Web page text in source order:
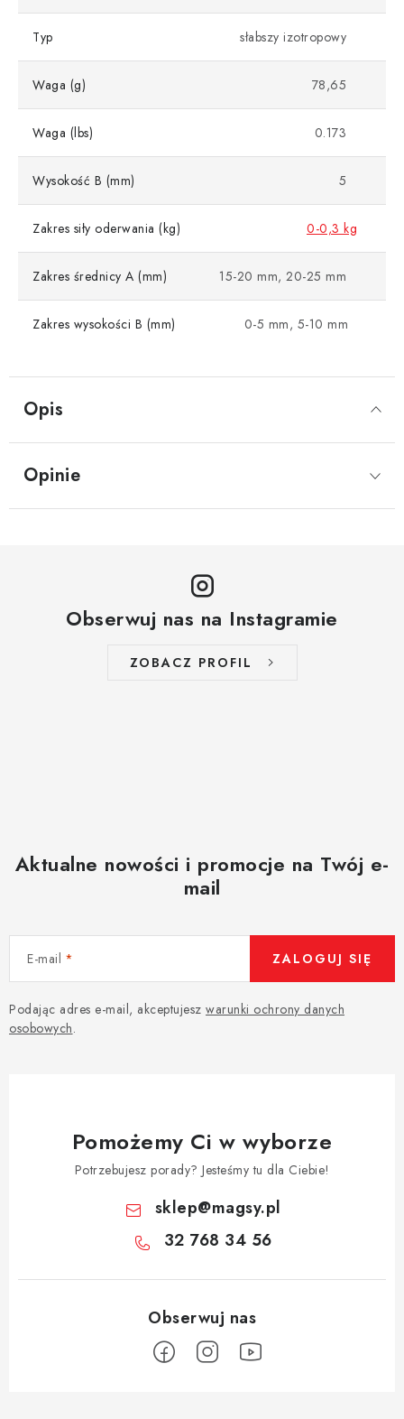
Opis
Typ słabszy izotropowy
Waga (g) 78,65
Waga (lbs) 0.173
Wysokość B (mm) 5
Zakres siły oderwania (kg) 0-0,3 kg
Zakres średnicy A (mm) 15-20 mm, 20-25 mm
Zakres wysokości B (mm) 0-5 mm, 5-10 mm
Opinie
Obserwuj nas na Instagramie
ZOBACZ PROFIL
Aktualne nowości i promocje na Twój e-
mail
E-mail
Podając adres e-mail, akceptujesz warunki ochrony danych
osobowych.
ZALOGUJ SIĘ
Pomożemy Ci w wyborze
Potrzebujesz porady? Jesteśmy tu dla Ciebie!
sklep@magsy.pl
32 768 34 56